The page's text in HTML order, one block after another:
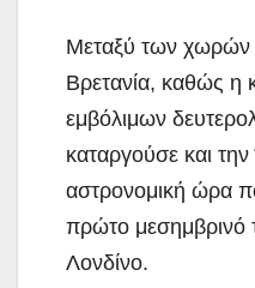
Μεταξύ των χωρών
Βρετανία, καθώς η
εμβόλιμων
καταργούσε και
αστρονομική ώρα
πρώτο μεσημβρινό
Λονδίνο.